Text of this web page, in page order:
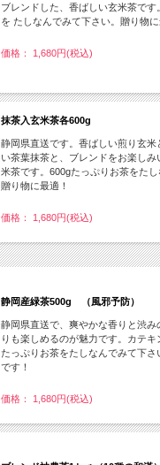
ブレンドした、香ばしい玄米茶です
を たしなんでみて下さい。贈り物に
価格： 1,680円(税込)
抹茶入玄米茶各600g
静岡県直送です。香ばしい煎り玄米
い茶葉抹茶と、ブレンドをお楽し
米茶です。600gたっぷりお茶をたし
贈り物に最適！
価格： 1,680円(税込)
静岡産緑茶500g （風邪予防）
静岡県直送で、爽やかな香りと渋み
りも楽しめるのが魅力です。カテ
たっぷりお茶をたしなんでみて下さ
です！
価格： 1,680円(税込)